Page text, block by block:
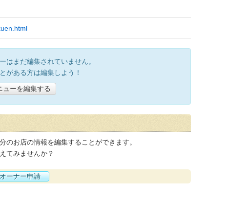
はまだ編集されていません。
がある方は編集しよう！
ューを編集する
お店の情報を編集することができます。
てみませんか？
オーナー申請